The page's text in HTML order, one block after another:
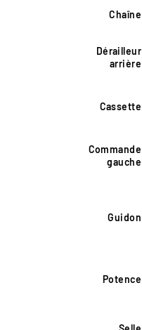
Chaîne
Dérailleur
arrière
Cassette
Commande
gauche
Guidon
Potence